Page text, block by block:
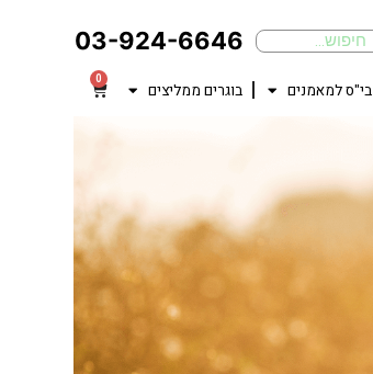
03-924-6646
בי"ס למאמנים בוגרים ממליצים
0